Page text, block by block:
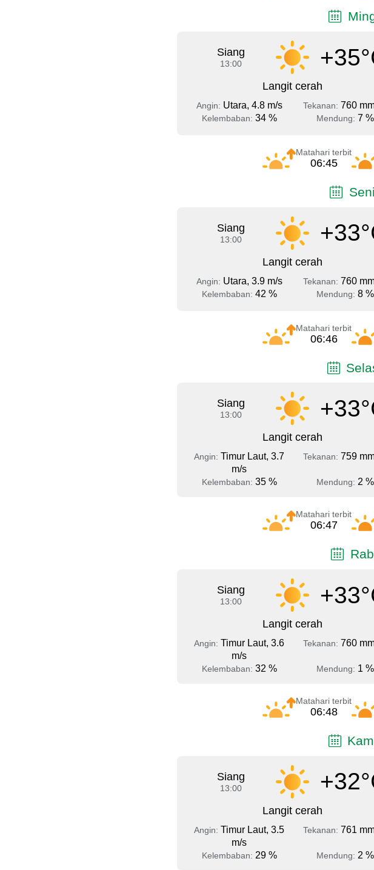
Siang
13:00
Langit cerah
Angin: Utara, 4.8 m/s Tekanan: 760
Kelembaban: 34 % Mendung: 7 %
Matahari terbit
06:45
Siang
13:00
Langit cerah
Angin: Utara, 3.9 m/s Tekanan: 760
Kelembaban: 42 % Mendung: 8 %
Matahari terbit
06:46
Siang
13:00
Langit cerah
Angin: Timur Laut, 3.7
m/s
Tekanan: 759
Kelembaban: 35 % Mendung: 2 %
Matahari terbit
06:47
Siang
13:00
Langit cerah
Angin: Timur Laut, 3.6
m/s
Tekanan: 760
Kelembaban: 32 % Mendung: 1 %
Matahari terbit
06:48
Siang
13:00
Langit cerah
Angin: Timur Laut, 3.5
m/s
Tekanan: 761
Kelembaban: 29 % Mendung: 2 %